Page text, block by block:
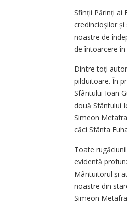
Sfinții Părinți ai
credincioșilor
noastre de
de întoarcere în
Dintre toți
pilduitoare. În
Sfântului Ioan
două Sfântului
Simeon
căci Sfânta
Toate
evidentă
Mântuitorul și
noastre din
Simeon